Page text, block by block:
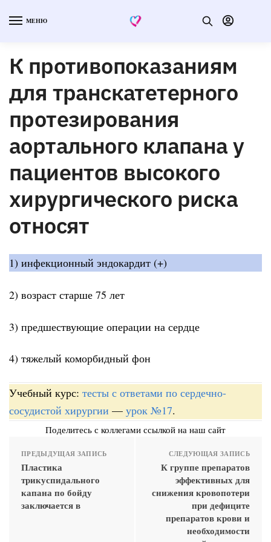
МЕНЮ
К противопоказаниям
для транскатетерного
протезирования
аортального клапана у
пациентов высокого
хирургического риска
относят
1) инфекционный эндокардит (+)
2) возраст старше 75 лет
3) предшествующие операции на сердце
4) тяжелый коморбидный фон
Учебный курс: тесты с ответами по сердечно-
сосудистой хирургии — урок №17.
Поделитесь с коллегами ссылкой на наш сайт
ПРЕДЫДУЩАЯ ЗАПИСЬ
Пластика
трикуспидального
капана по бойду
заключается в
СЛЕДУЮЩАЯ ЗАПИСЬ
К группе препаратов
эффективных для
снижения кровопотери
при дефиците
препаратов крови и
необходимости